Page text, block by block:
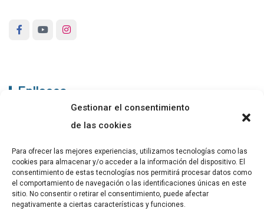
Gestionar el consentimiento
de las cookies
Para ofrecer las mejores experiencias, utilizamos tecnologías como las
cookies para almacenar y/o acceder a la información del dispositivo. El
consentimiento de estas tecnologías nos permitirá procesar datos como
el comportamiento de navegación o las identificaciones únicas en este
sitio. No consentir o retirar el consentimiento, puede afectar
negativamente a ciertas características y funciones.
Enllaços
PUBLICACIONS
CONTACTE